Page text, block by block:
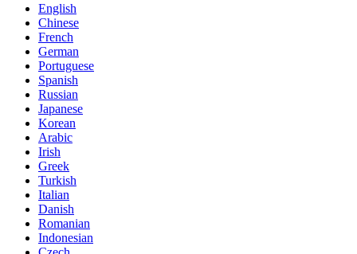
English
Chinese
French
German
Portuguese
Spanish
Russian
Japanese
Korean
Arabic
Irish
Greek
Turkish
Italian
Danish
Romanian
Indonesian